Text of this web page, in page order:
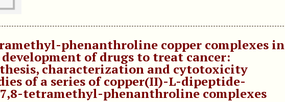
phenanthroline copper complexes in
of drugs to treat cancer:
characterization and cytotoxicity
of a series of copper(II)-L-dipeptide-
tetramethyl-phenanthroline complexes